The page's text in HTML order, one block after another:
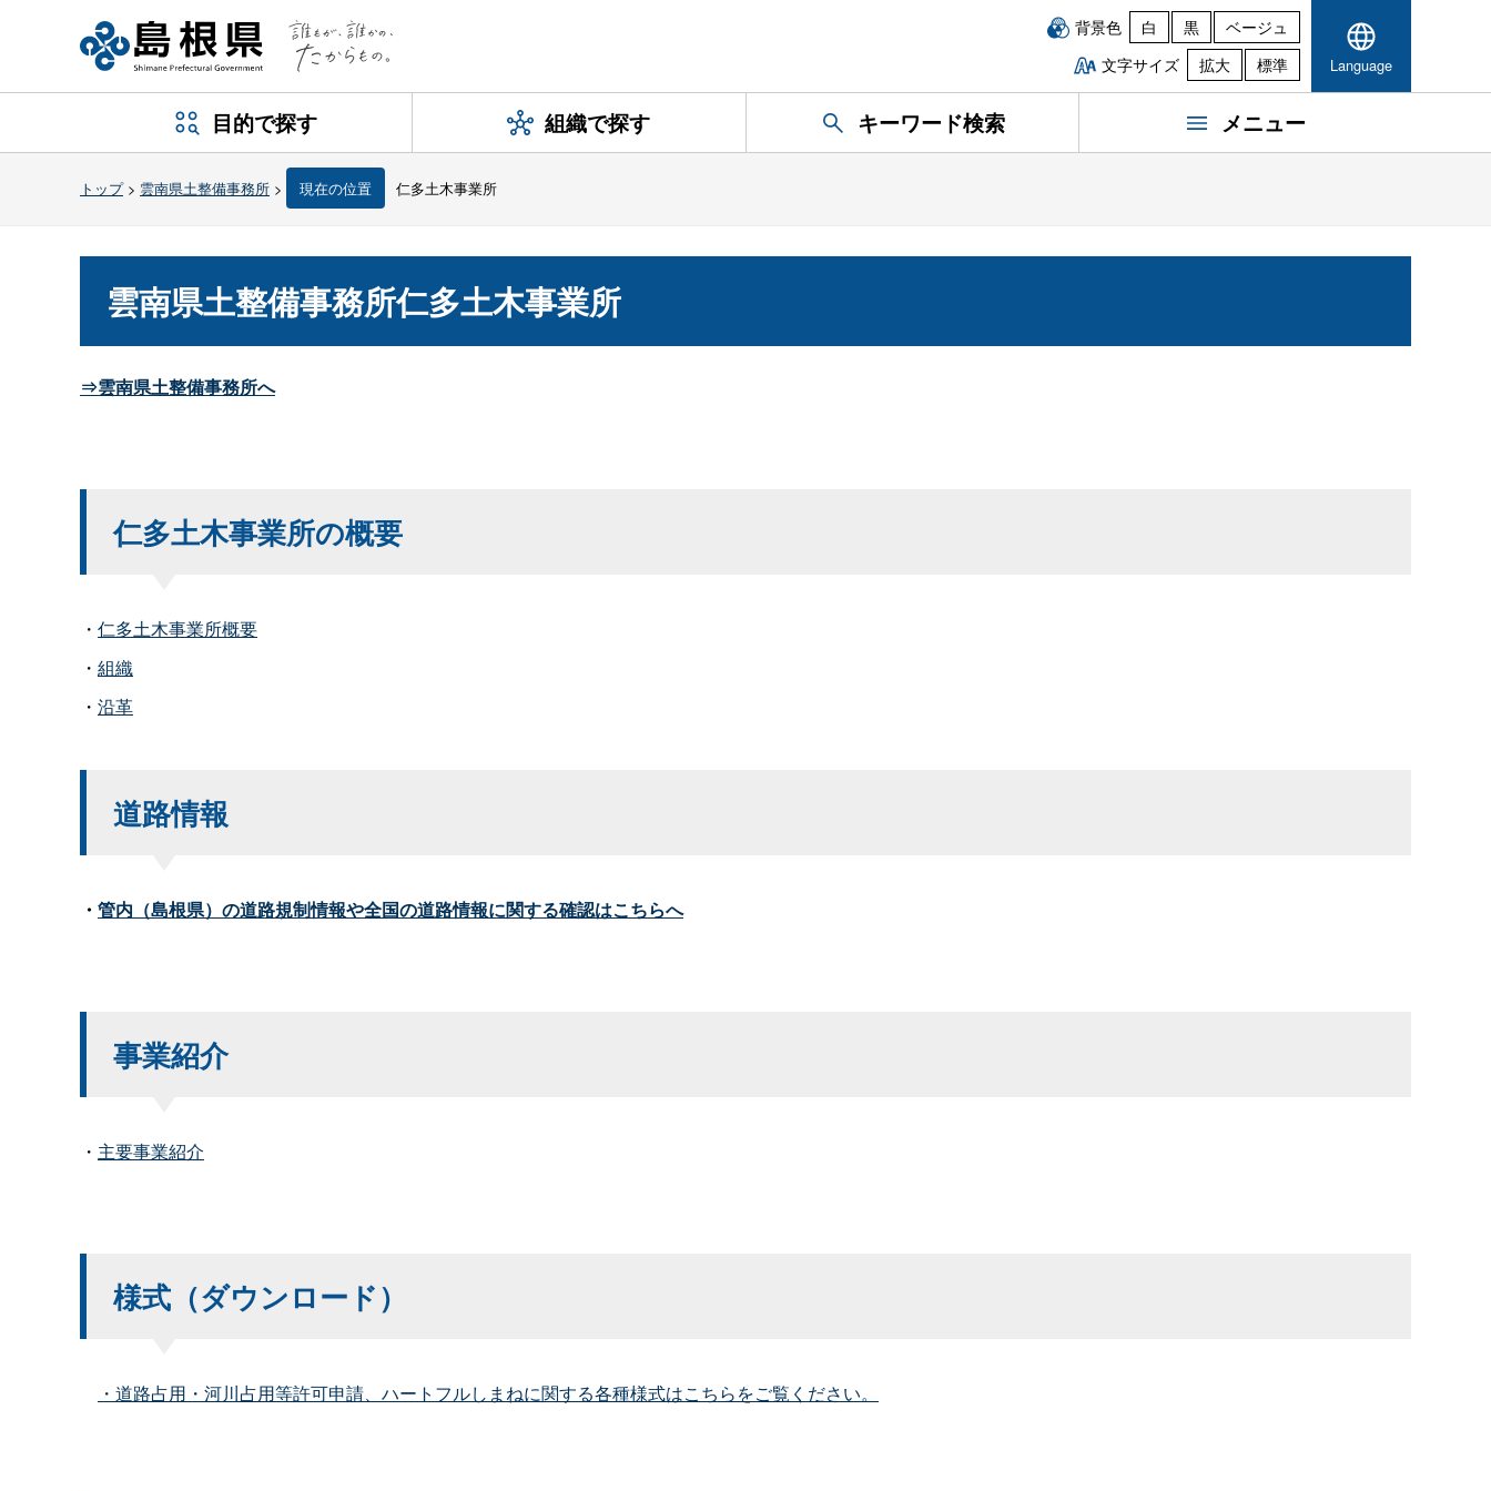
背景色 白 黒
ベージュ
文字サイズ
拡大 標準 Language
目的で探す 組織で探す キーワード検索 メニュー
トップ> 雲南県土整備事務所 > 現在の位置 仁多土木事業所
雲南県土整備事務所仁多土木事業所
⇒雲南県土整備事務所へ
仁多土木事業所の概要
・ 仁多土木事業所概要
・ 組織
・ 沿革
道路情報
・ 管内（島根県）の道路規制情報や全国の道路情報に関する確認はこちらへ
事業紹介
・ 主要事業紹介
様式（ダウンロード）
・道路占用・河川占用等許可申請、ハートフルしまねに関する各種様式はこちらをご覧ください。